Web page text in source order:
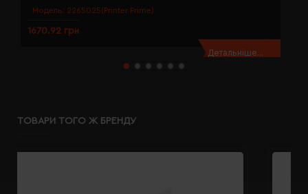
Модель: 2265025(Printer Prime)
1670.92 грн
Детальніше...
ТОВАРИ ТОГО Ж БРЕНДУ